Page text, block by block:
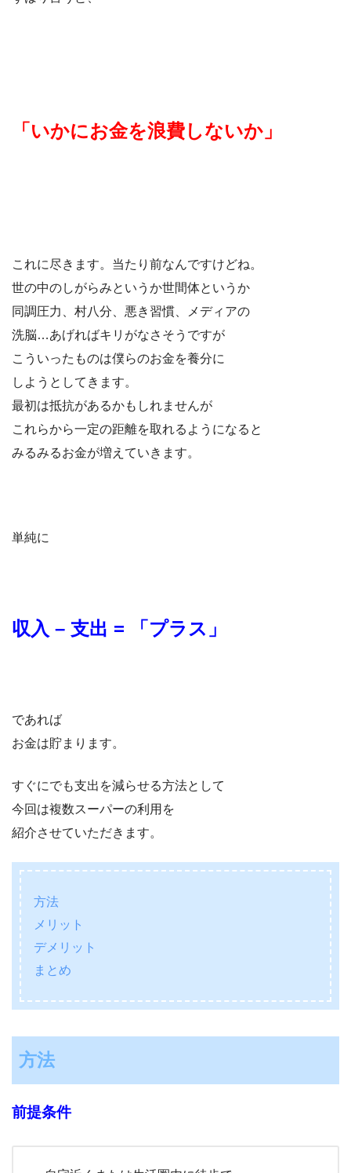
「いかにお金を浪費しないか」
これに尽きます。当たり前なんですけどね。
世の中のしがらみというか世間体というか
同調圧力、村八分、悪き習慣、メディアの
洗脳…あげればキリがなさそうですが
こういったものは僕らのお金を養分に
しようとしてきます。
最初は抵抗があるかもしれませんが
これらから一定の距離を取れるようになると
みるみるお金が増えていきます。
単純に
収入 – 支出 = 「プラス」
であれば
お金は貯まります。
すぐにでも支出を減らせる方法として
今回は複数スーパーの利用を
紹介させていただきます。
方法
メリット
デメリット
まとめ
方法
前提条件